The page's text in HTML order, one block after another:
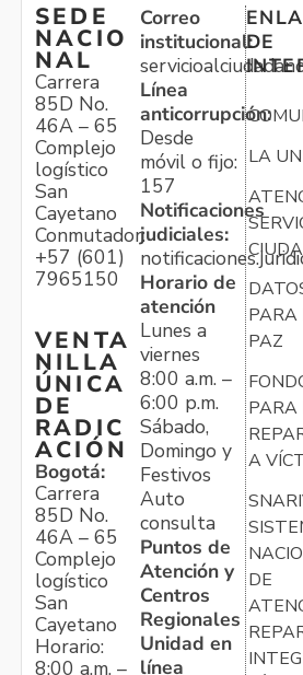
SEDE
NACIO
NAL
Carrera
85D No.
46A – 65
Complejo
logístico
San
Cayetano
Conmutador:
+57 (601)
7965150
VENTA
NILLA
ÚNICA
DE
RADIC
ACIÓN
Bogotá:
Carrera
85D No.
46A – 65
Complejo
logístico
San
Cayetano
Horario:
8:00 a.m. –
Correo
institucional:
Línea
anticorrupción:
Desde
móvil o fijo:
157
Notificaciones
judiciales:
Horario de
atención
Lunes a
viernes
8:00 a.m. –
6:00 p.m.
Sábado,
Domingo y
Festivos
Auto
consulta
Puntos de
Atención y
Centros
Regionales
Unidad en
línea
DE
LA
PARA
PAZ
PARA
A
DE